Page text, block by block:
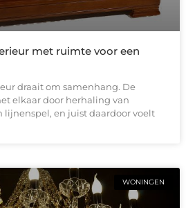
met ruimte voor een
draait om samenhang. De
elkaar door herhaling van
lijnenspel, en juist daardoor voelt
WONINGEN